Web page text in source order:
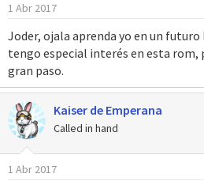
1 Abr 2017
Joder, ojala aprenda yo en un futuro
tengo especial interés en esta rom,
gran paso.
Kaiser de Emperana
Called in hand
1 Abr 2017